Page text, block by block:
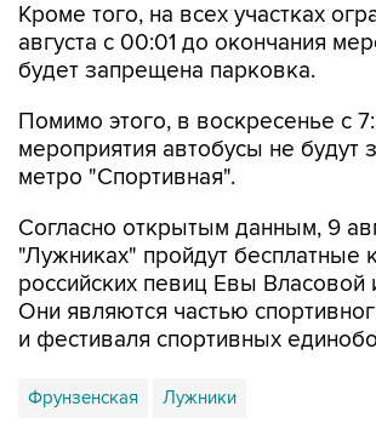
Кроме того, на всех участках
августа с 00:01 до окончания
будет запрещена парковка.
Помимо этого, в воскресенье с
мероприятия автобусы не будут
метро "Спортивная".
Согласно открытым данным, 9
"Лужниках" пройдут бесплатные
российских певиц Евы Власовой
Они являются частью
и фестиваля спортивных
Фрунзенская Лужники